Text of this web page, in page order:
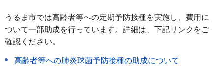
うるま市では高齢者等への定期予防接種を実施し、費用に
ついて一部助成を行っています。詳細は、下記リンクをご
確認ください。
高齢者等への肺炎球菌予防接種の助成について